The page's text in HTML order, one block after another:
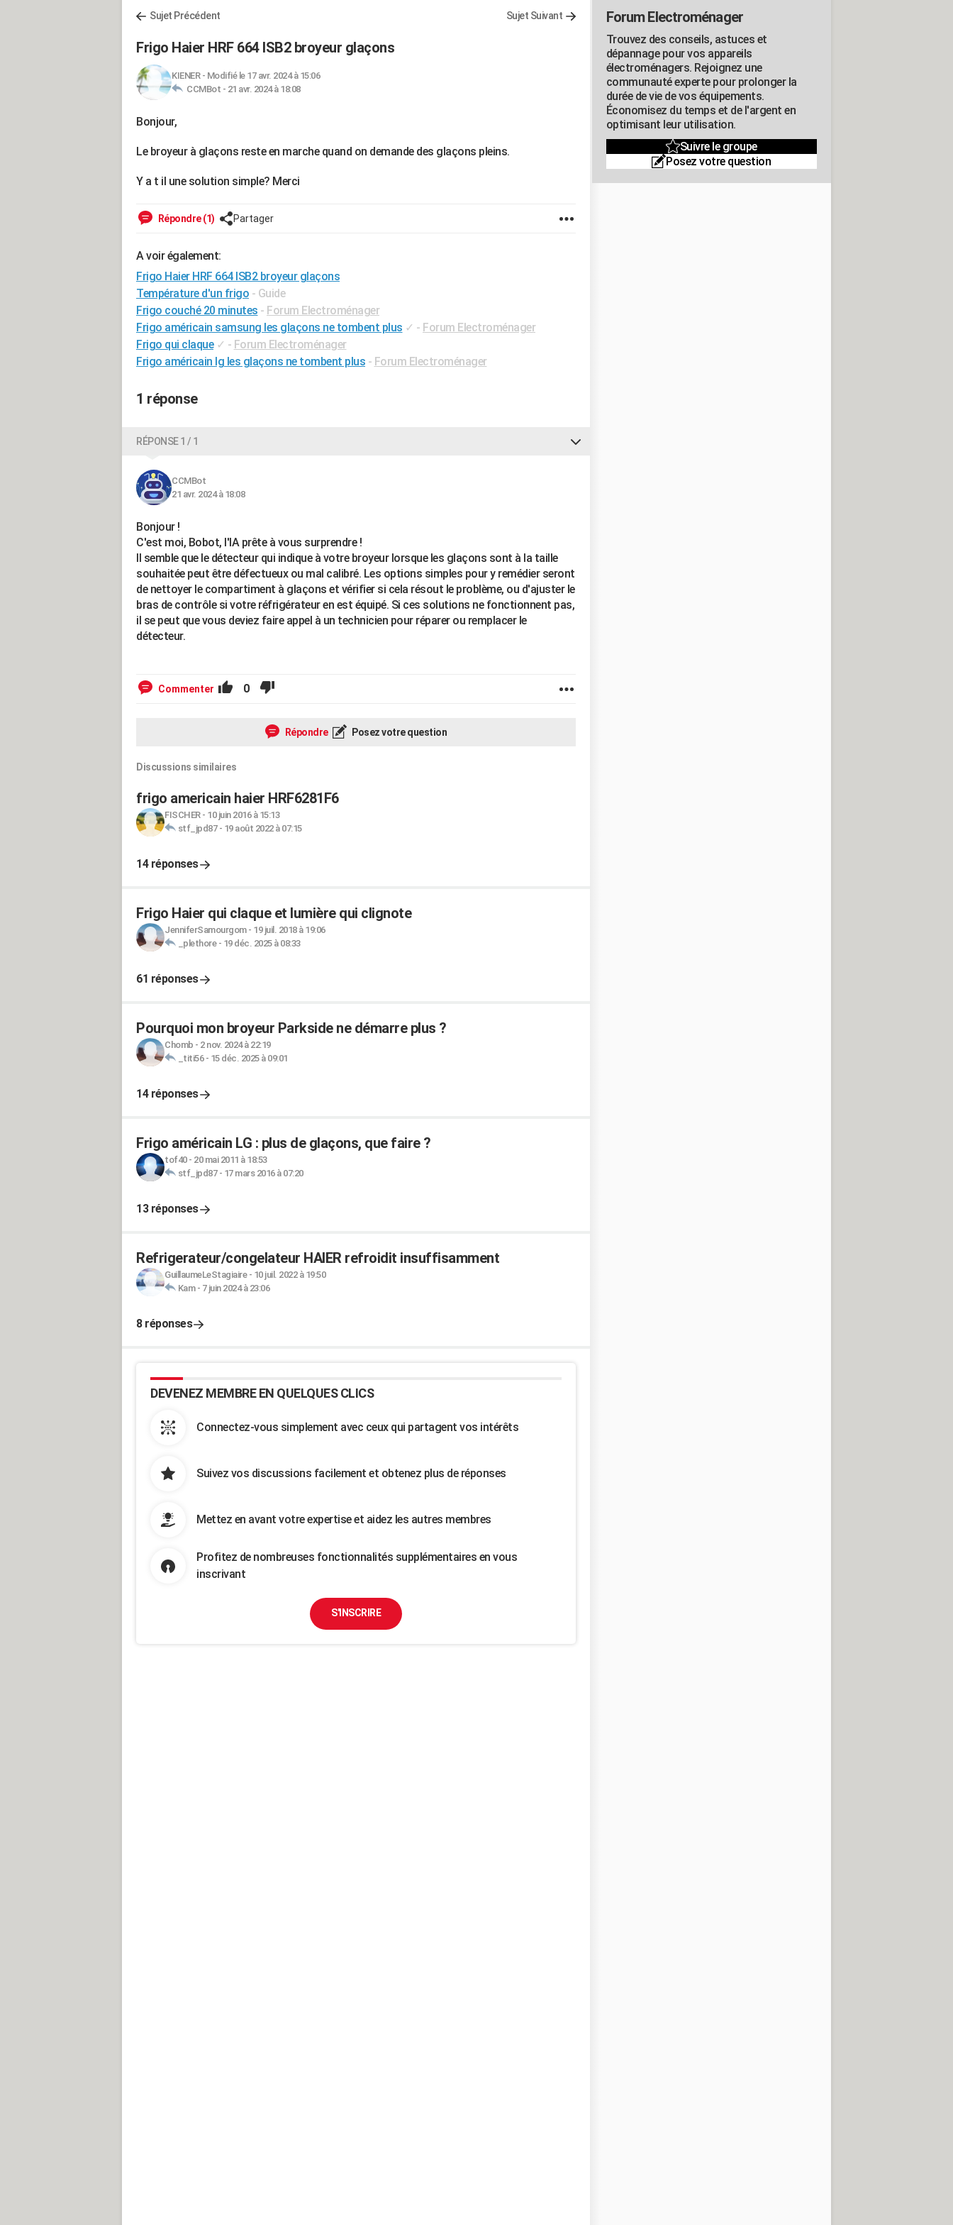
Sujet Précédent Sujet Suivant
Frigo Haier HRF 664 ISB2 broyeur glaçons
KIENER- Modifié le 17 avr. 2024 à 15:06
CCMBot - 21 avr. 2024 à 18:08
Bonjour,
Le broyeur à glaçons reste en marche quand on demande des glaçons pleins.
Y a t il une solution simple? Merci
Répondre (1) Partager
A voir également:
Frigo Haier HRF 664 ISB2 broyeur glaçons
Température d'un frigo - Guide
Frigo couché 20 minutes - Forum Electroménager
Frigo américain samsung les glaçons ne tombent plus ✓ - Forum Electroménager
Frigo qui claque ✓ - Forum Electroménager
Frigo américain lg les glaçons ne tombent plus - Forum Electroménager
1 réponse
RÉPONSE 1 / 1
CCMBot
21 avr. 2024 à 18:08
Bonjour !
C'est moi, Bobot, l'IA prête à vous surprendre !
Il semble que le détecteur qui indique à votre broyeur lorsque les glaçons sont à la taille
souhaitée peut être défectueux ou mal calibré. Les options simples pour y remédier seront
de nettoyer le compartiment à glaçons et vérifier si cela résout le problème, ou d'ajuster le
bras de contrôle si votre réfrigérateur en est équipé. Si ces solutions ne fonctionnent pas,
il se peut que vous deviez faire appel à un technicien pour réparer ou remplacer le
détecteur.
Commenter 0
Répondre Posez votre question
Discussions similaires
frigo americain haier HRF6281F6
FISCHER- 10 juin 2016 à 15:13
stf_jpd87- 19 août 2022 à 07:15
14 réponses
Frigo Haier qui claque et lumière qui clignote
JenniferSamourgom- 19 juil. 2018 à 19:06
_plethore- 19 déc. 2025 à 08:33
61 réponses
Pourquoi mon broyeur Parkside ne démarre plus ?
Chomb - 2 nov. 2024 à 22:19
_titi56- 15 déc. 2025 à 09:01
14 réponses
Frigo américain LG : plus de glaçons, que faire ?
tof40- 20 mai 2011 à 18:53
stf_jpd87- 17 mars 2016 à 07:20
13 réponses
Refrigerateur/congelateur HAIER refroidit insuffisamment
GuillaumeLeStagiaire- 10 juil. 2022 à 19:50
Kam- 7 juin 2024 à 23:06
8 réponses
DEVENEZ MEMBRE EN QUELQUES CLICS
Connectez-vous simplement avec ceux qui partagent vos intérêts
Suivez vos discussions facilement et obtenez plus de réponses
Mettez en avant votre expertise et aidez les autres membres
Profitez de nombreuses fonctionnalités supplémentaires en vous
inscrivant
S'INSCRIRE
Forum Electroménager
Trouvez des conseils, astuces et
dépannage pour vos appareils
électroménagers. Rejoignez une
communauté experte pour prolonger la
durée de vie de vos équipements.
Économisez du temps et de l'argent en
optimisant leur utilisation.
Suivre le groupe
Posez votre question